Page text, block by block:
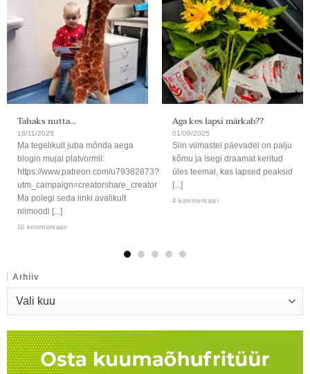
Tahaks nutta…
18/11/2025
Ma tegelikult juba mõnda aega
blogin mujal platvormil:
https://www.patreon.com/u79382873?
utm_campaign=creatorshare_creator
Ma polegi seda linki avalikult
niimoodi [...]
10 kommentaari
Aga kes lapsi märkab??
01/09/2025
Siin viimastel päevadel on palju
kõmu ja isegi draamat keritud
üles teemal, kas lapsed peaksid
[...]
4 kommentaari
Arhiiv
Arhiiv